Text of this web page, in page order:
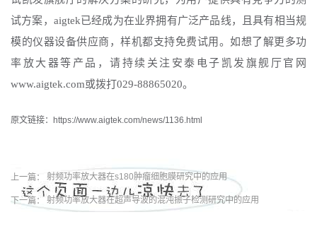
试方案， aigtek已经成为在业界拥有广泛产品线，且具有相当规
模的仪器设备供应商，样机都支持免费试用。如想了解更多功
率放大器等产品，请持续关注安泰电子凯发旗舰厅官网
www.aigtek.com或拨打029-88865020。
原文链接：https://www.aigtek.com/news/1136.html
上一篇： 射频功率放大器在s180肿瘤细胞膜研究中的应用
下一篇： 射频功率放大器在超声导波的混沌振子检测研究中的应用